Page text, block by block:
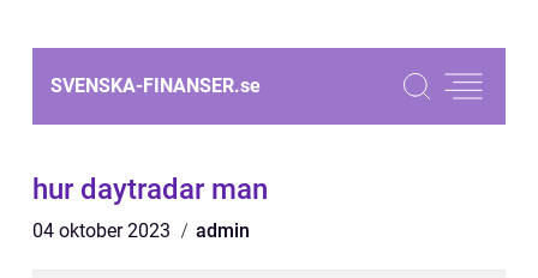
SVENSKA-FINANSER.se
hur daytradar man
04 oktober 2023 admin